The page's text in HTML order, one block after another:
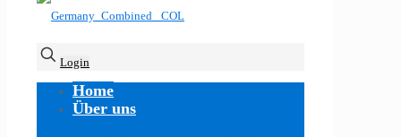
Login
Home
Über uns